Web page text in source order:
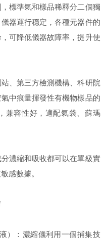
標準氣和樣品稀釋分二個獨
器運行穩定，各種元器件的
可降低儀器故障率，提升使
、第三方檢測機構、科研院
中痕量揮發性有機物樣品的
兼容性好，適配氣袋、蘇瑪
濃縮和吸收都可以在單級實
感數據。
：濃縮儀利用一個捕集技